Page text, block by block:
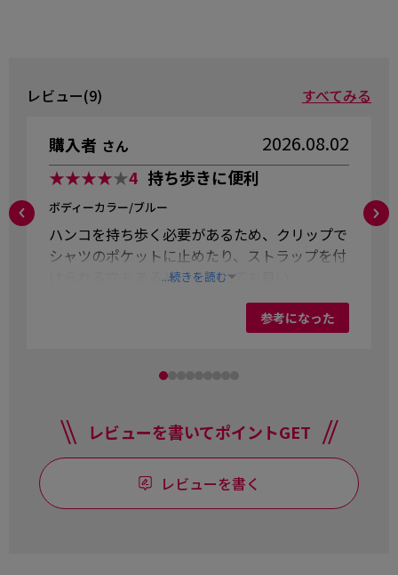
レビュー(9) すべてみる
購入者 さん 2026.08.02
★★★★★4 持ち歩きに便利
ボディーカラー/ブルー
ハンコを持ち歩く必要があるため、クリップで
シャツのポケットに止めたり、ストラップを付
けられる穴もあるところがとても良い。
...続きを読む
参考になった
レビューを書いてポイントGET
レビューを書く